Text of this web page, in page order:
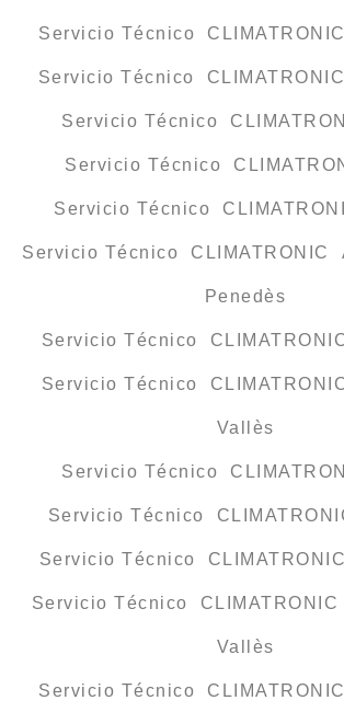
Servicio Técnico
Servicio Técnico
Servicio Técnico
Servicio Técnico
Servicio Técnico
Servicio Técnico CLIMATRONIC
Penedès
Servicio Técnico
Servicio Técnico
Vallès
Servicio Técnico
Servicio Técnico
Servicio Técnico
Servicio Técnico CLIMATRONIC
Vallès
Servicio Técnico